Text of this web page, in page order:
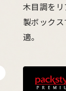
木目調を
製ボック
適。